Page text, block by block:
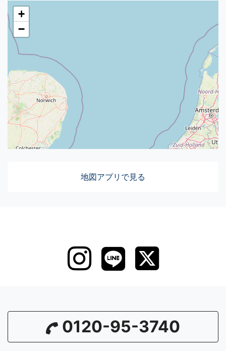
+
−
地図アプリで見る
0120-95-3740